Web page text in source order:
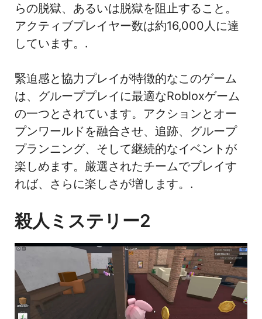
らの脱獄、あるいは脱獄を阻止すること。
アクティブプレイヤー数は約16,000人に達
しています。.
緊迫感と協力プレイが特徴的なこのゲーム
は、グループプレイに最適なRobloxゲーム
の一つとされています。アクションとオー
プンワールドを融合させ、追跡、グループ
プランニング、そして継続的なイベントが
楽しめます。厳選されたチームでプレイす
れば、さらに楽しさが増します。.
殺人ミステリー2